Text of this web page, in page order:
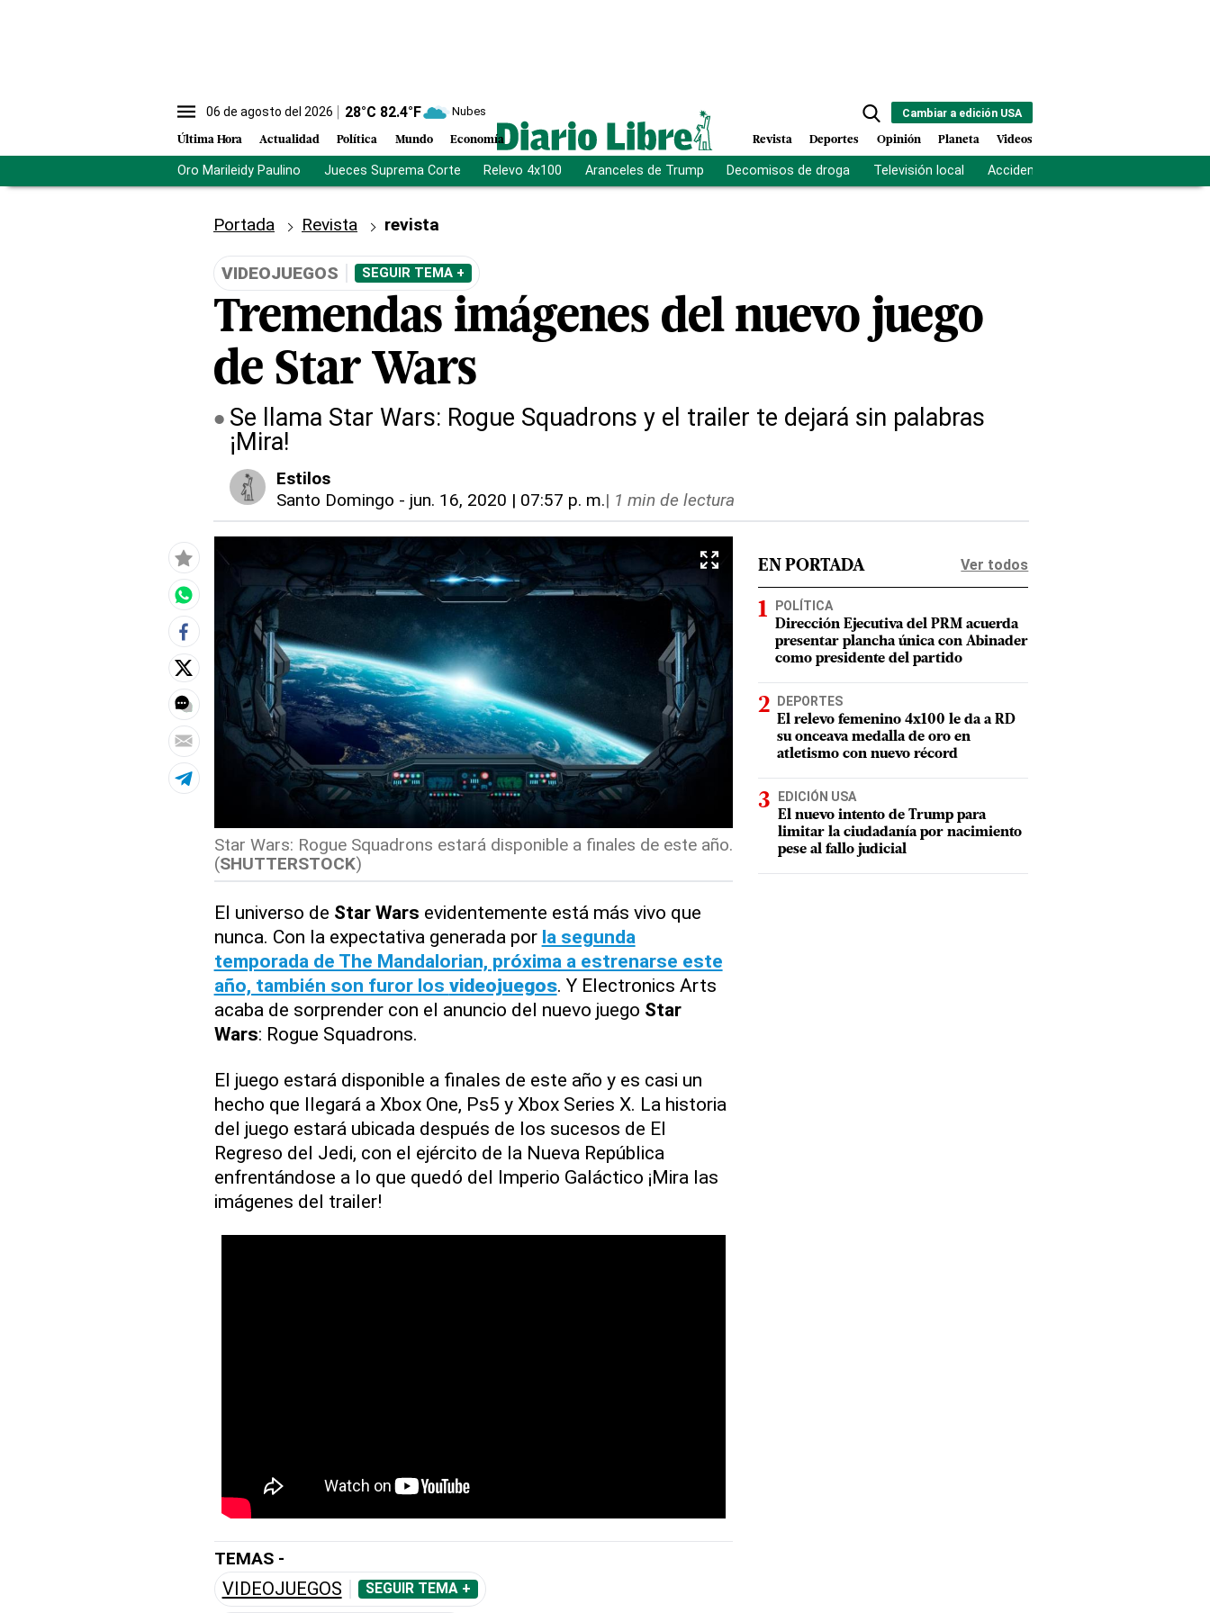
06 de agosto del 2026 28°C 82.4°F Nubes
Última Hora Actualidad Política Mundo Economía
Cambiar a edición USA
Revista Deportes Opinión Planeta Videos
Oro Marileidy Paulino Jueces Suprema Corte Relevo 4x100 Aranceles de Trump Decomisos de droga Televisión local Accidente Los Ríos
Portada Revista revista
VIDEOJUEGOS SEGUIR TEMA +
Tremendas imágenes del nuevo juego
de Star Wars
Se llama Star Wars: Rogue Squadrons y el trailer te dejará sin palabras
¡Mira!
Estilos
Santo Domingo - jun. 16, 2020 | 07:57 p. m.| 1 min de lectura
Star Wars: Rogue Squadrons estará disponible a finales de este año.
(SHUTTERSTOCK)
El universo de Star Wars evidentemente está más vivo que
nunca. Con la expectativa generada por la segunda
temporada de The Mandalorian, próxima a estrenarse este
año, también son furor los videojuegos. Y Electronics Arts
acaba de sorprender con el anuncio del nuevo juego Star
Wars: Rogue Squadrons.
El juego estará disponible a finales de este año y es casi un
hecho que llegará a Xbox One, Ps5 y Xbox Series X. La historia
del juego estará ubicada después de los sucesos de El
Regreso del Jedi, con el ejército de la Nueva República
enfrentándose a lo que quedó del Imperio Galáctico ¡Mira las
imágenes del trailer!
TEMAS -
VIDEOJUEGOS SEGUIR TEMA +
EN PORTADA Ver todos
POLÍTICA
Dirección Ejecutiva del PRM acuerda
presentar plancha única con Abinader
como presidente del partido
DEPORTES
El relevo femenino 4x100 le da a RD
su onceava medalla de oro en
atletismo con nuevo récord
EDICIÓN USA
El nuevo intento de Trump para
limitar la ciudadanía por nacimiento
pese al fallo judicial